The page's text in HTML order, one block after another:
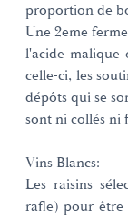
proportion de
Une 2eme
l'acide malique
celle-ci, les
dépôts qui se
sont ni collés ni
Vins Blancs:
Les raisins
rafle) pour être